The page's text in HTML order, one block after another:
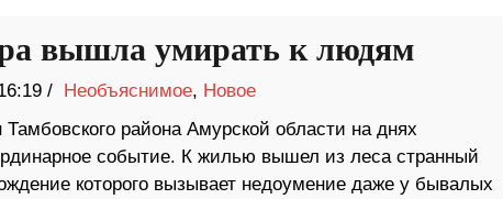
вышла умирать к людям
/ Необъяснимое, Новое
Тамбовского района Амурской области на днях
событие. К жилью вышел из леса странный
которого вызывает недоумение даже у бывалых